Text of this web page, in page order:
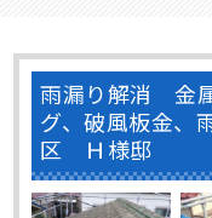
雨漏り解消 金
グ、破風板金、
区 Ｈ様邸